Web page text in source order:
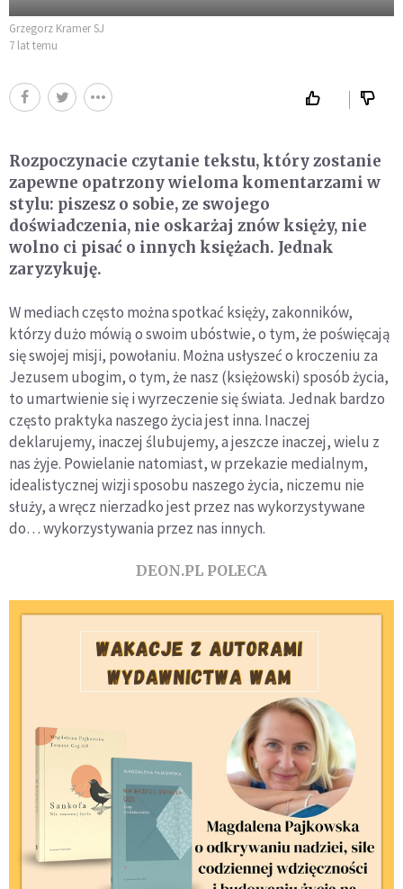
Grzegorz Kramer SJ
7 lat temu
Rozpoczynacie czytanie tekstu, który zostanie
zapewne opatrzony wieloma komentarzami w
stylu: piszesz o sobie, ze swojego
doświadczenia, nie oskarżaj znów księży, nie
wolno ci pisać o innych księżach. Jednak
zaryzykuję.
W mediach często można spotkać księży, zakonników,
którzy dużo mówią o swoim ubóstwie, o tym, że poświęcają
się swojej misji, powołaniu. Można usłyszeć o kroczeniu za
Jezusem ubogim, o tym, że nasz (księżowski) sposób życia,
to umartwienie się i wyrzeczenie się świata. Jednak bardzo
często praktyka naszego życia jest inna. Inaczej
deklarujemy, inaczej ślubujemy, a jeszcze inaczej, wielu z
nas żyje. Powielanie natomiast, w przekazie medialnym,
idealistycznej wizji sposobu naszego życia, niczemu nie
służy, a wręcz nierzadko jest przez nas wykorzystywane
do… wykorzystywania przez nas innych.
DEON.PL POLECA